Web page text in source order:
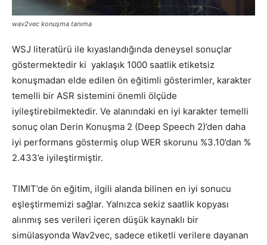
wav2vec konuşma tanıma
WSJ literatürü ile kıyaslandığında deneysel sonuçlar
göstermektedir ki yaklaşık 1000 saatlik etiketsiz
konuşmadan elde edilen ön eğitimli gösterimler, karakter
temelli bir ASR sistemini önemli ölçüde
iyileştirebilmektedir. Ve alanındaki en iyi karakter temelli
sonuç olan Derin Konuşma 2 (Deep Speech 2)’den daha
iyi performans göstermiş olup WER skorunu %3.10’dan %
2.433’e iyileştirmiştir.
TIMIT’de ön eğitim, ilgili alanda bilinen en iyi sonucu
eşleştirmemizi sağlar. Yalnızca sekiz saatlik kopyası
alınmış ses verileri içeren düşük kaynaklı bir
simülasyonda Wav2vec, sadece etiketli verilere dayanan